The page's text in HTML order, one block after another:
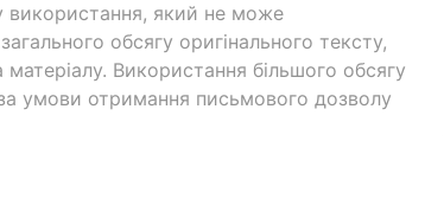
використання, який не може
обсягу оригінального тексту,
матеріалу. Використання більшого обсягу
умови отримання письмового дозволу